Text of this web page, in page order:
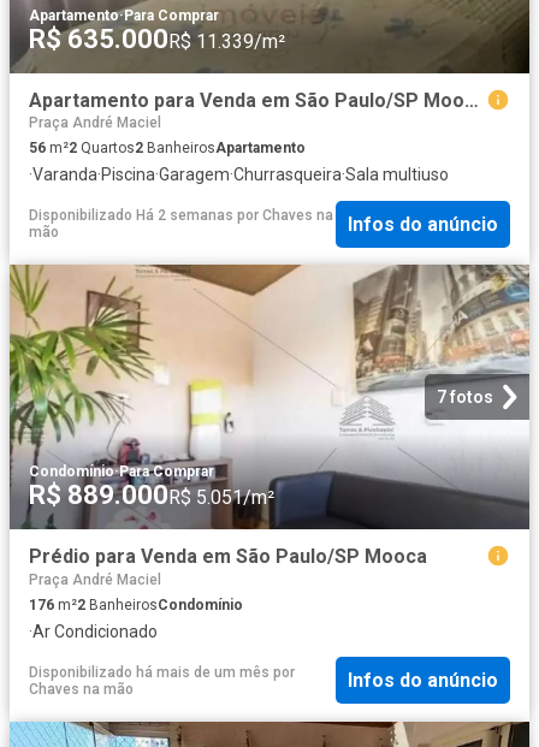
Apartamento·Para Comprar
R$ 635.000R$ 11.339/m²
Apartamento para Venda em São Paulo/SP Mooca 2 Quartos
Praça André Maciel
56 m²2 Quartos2 BanheirosApartamento
·Varanda·Piscina·Garagem·Churrasqueira·Sala multiuso
Disponibilizado Há 2 semanas por Chaves na
mão
Infos do anúncio
7 fotos
Condomínio·Para Comprar
R$ 889.000R$ 5.051/m²
Prédio para Venda em São Paulo/SP Mooca
Praça André Maciel
176 m²2 BanheirosCondomínio
·Ar Condicionado
Disponibilizado há mais de um mês por
Chaves na mão
Infos do anúncio